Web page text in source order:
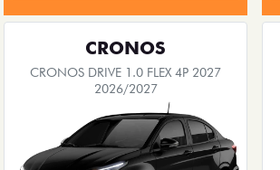
CRONOS
CRONOS DRIVE 1.0 FLEX 4P 2027
2026/2027